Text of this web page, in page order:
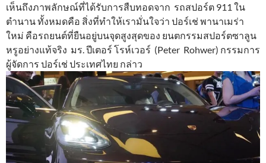
เห็นถึงภาพลักษณ์ที่ได้รับการสืบทอดจาก รถสปอร์ต 911 ใน
ตำนาน ทั้งหมดคือ สิ่งที่ทำให้เรามั่นใจว่า ปอร์เช่ พานาเมร่า
ใหม่ คือรถยนต์ที่ยืนอยู่บนจุดสูงสุดของ ยนตกรรมสปอร์ตซาลูน
หรูอย่างแท้จริง มร. ปีเตอร์ โรห์เวอร์ (Peter Rohwer) กรรมการ
ผู้จัดการ ปอร์เช่ ประเทศไทย กล่าว